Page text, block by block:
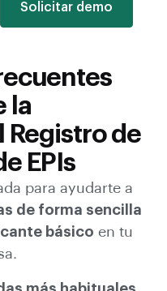
Solicitar demo
la
Registro de
EPIs
para ayudarte a
de forma sencilla
básico en tu